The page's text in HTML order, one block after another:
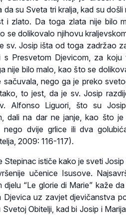
da su Sveta tri kralja, kad su
i zlato. Da toga zlata nije bilo
se dolikovalo njihovu
sv. Josip išta od toga zadržao
s Presvetom Djevicom, za
nije bilo malo, kao što se
sačuvala, nego ga je preko
to jest, da je sv. Josip
Alfonso Liguori, što su
dali na dar ne janje, kao što
nego dvije grlice ili dva
2009: 116-117).
Stepinac ističe kako je sveti
učenice Isusove.
djelu “Le glorie di Marie” kaže
Djevica uz zavjet djevičanstva
Obitelji, kad bi Josip i